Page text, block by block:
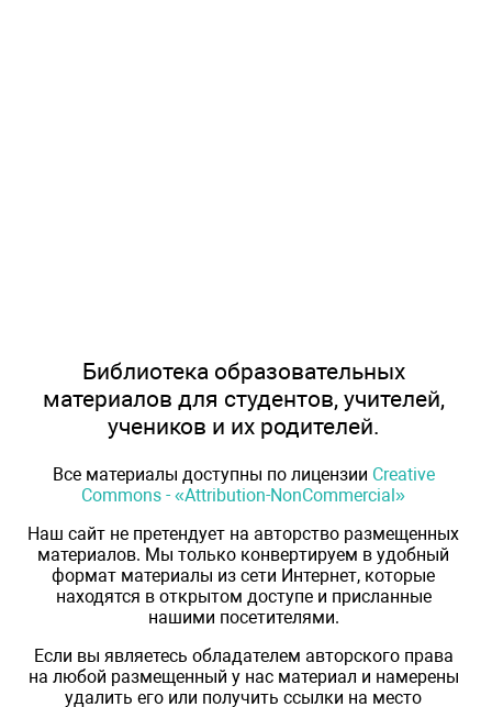
Библиотека образовательных
материалов для студентов, учителей,
учеников и их родителей.
Все материалы доступны по лицензии Creative
Commons - «Attribution-NonCommercial»
Наш сайт не претендует на авторство размещенных
материалов. Мы только конвертируем в удобный
формат материалы из сети Интернет, которые
находятся в открытом доступе и присланные
нашими посетителями.
Если вы являетесь обладателем авторского права
на любой размещенный у нас материал и намерены
удалить его или получить ссылки на место